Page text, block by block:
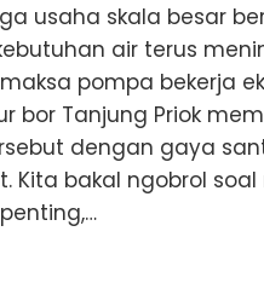
usaha skala besar
air terus
pompa bekerja
bor Tanjung Priok
dengan gaya
Kita bakal ngobrol